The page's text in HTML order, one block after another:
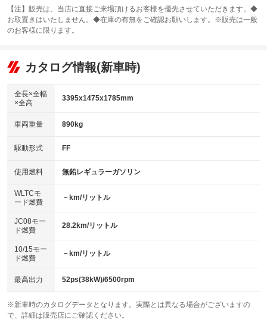
：装備あり
サンルーフ
：装備なし ABS
リフトアップ
：装備なし
：装備なし
パワーウィンドウ
アイドリングストップ
：装備あり
USB入力端子
：装備なし
100V電源
：装備なし
センターデフロック
：装備なし
電動格納ミラー
：装備あり
カーナビ：SDナビ
：装備あり
TV：フルセグ
：装備あり
ビジュアル：-／DVD再生
：装備あり
アルミホイール：15インチ
：装備あり
HID(キセノンライト)
バックカメラ
エアロ
：装備あり
ローダウン
：装備なし
ベンチシート
：装備あり
チップアップシート
：装備なし
電動格納サードシート
：装備なし シートヒーター
：装備あり
ウォークスルー
【注】販売は、当店に直接ご来場頂けるお客様を優先させていただきます。◆
お取置きはいたしません。◆在庫の有無をご確認お願いします。※販売は一般
のお客様に限ります。
カタログ情報(新車時)
全長×全幅
×全高
3395x1475x1785mm
車両重量 890kg
駆動形式 FF
使用燃料 無鉛レギュラーガソリン
WLTCモ
ード燃費
－km/リットル
JC08モー
ド燃費
28.2km/リットル
10/15モー
ド燃費
－km/リットル
最高出力 52ps(38kW)/6500rpm
※新車時のカタログデータとなります。実際とは異なる場合がございますの
で、詳細は販売店にご確認ください。